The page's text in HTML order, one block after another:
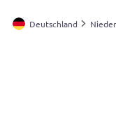
Österreich
Deutschland